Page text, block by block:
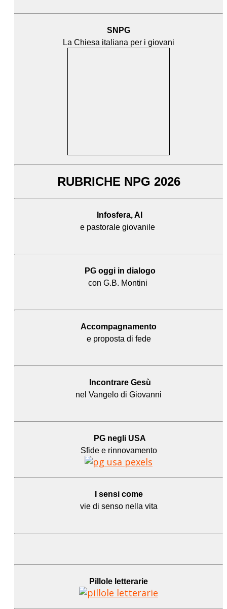
SNPG
La Chiesa italiana per i giovani
RUBRICHE NPG 2026
Infosfera, AI
e pastorale giovanile
PG oggi in dialogo
con G.B. Montini
Accompagnamento
e proposta di fede
Incontrare Gesù
nel Vangelo di Giovanni
PG negli USA
Sfide e rinnovamento
I sensi come
vie di senso nella vita
Pillole letterarie